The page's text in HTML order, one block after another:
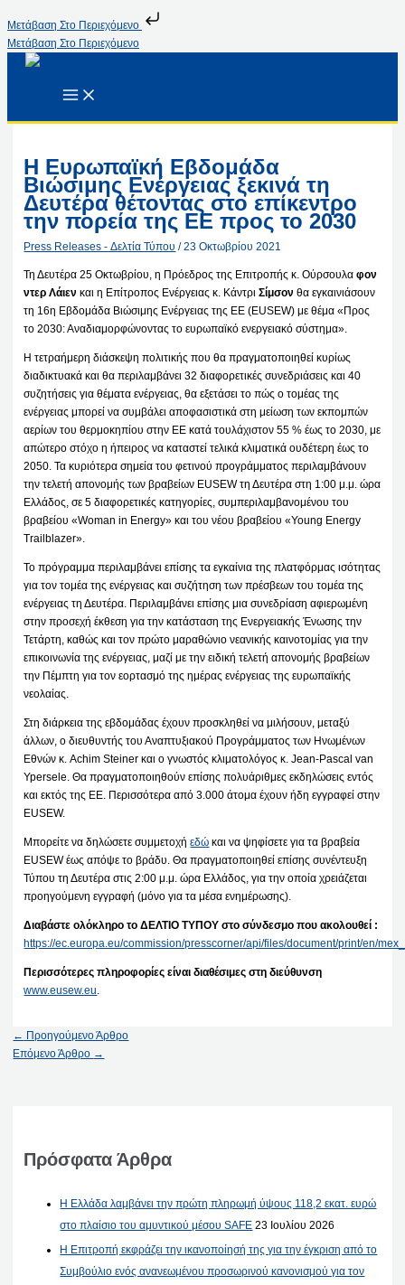
Μετάβαση Στο Περιεχόμενο
Μετάβαση Στο Περιεχόμενο
Η Ευρωπαϊκή Εβδομάδα
Βιώσιμης Ενέργειας ξεκινά τη
Δευτέρα θέτοντας στο επίκεντρο
την πορεία της ΕΕ προς το 2030
Press Releases - Δελτία Τύπου /23 Οκτωβρίου 2021
Τη Δευτέρα 25 Οκτωβρίου, η Πρόεδρος της Επιτροπής κ. Ούρσουλαφον
ντερ Λάιεν και η Επίτροπος Ενέργειας κ. ΚάντριΣίμσον θα εγκαινιάσουν
τη 16η Εβδομάδα Βιώσιμης Ενέργειας της ΕΕ (EUSEW) με θέμα «Προς
το 2030: Αναδιαμορφώνοντας το ευρωπαϊκό ενεργειακό σύστημα».
Η τετραήμερη διάσκεψη πολιτικής που θα πραγματοποιηθεί κυρίως
διαδικτυακά και θα περιλαμβάνει 32 διαφορετικές συνεδριάσεις και 40
συζητήσεις για θέματα ενέργειας, θα εξετάσει το πώς ο τομέας της
ενέργειας μπορεί να συμβάλει αποφασιστικά στη μείωση των εκπομπών
αερίων του θερμοκηπίου στην ΕΕ κατά τουλάχιστον 55 % έως το 2030, με
απώτερο στόχο η ήπειρος να καταστεί τελικά κλιματικά ουδέτερη έως το
2050. Τα κυριότερα σημεία του φετινού προγράμματος περιλαμβάνουν
την τελετή απονομής των βραβείων EUSEW τη Δευτέρα στη 1:00 μ.μ. ώρα
Ελλάδος, σε 5 διαφορετικές κατηγορίες, συμπεριλαμβανομένου του
βραβείου «Woman in Energy» και του νέου βραβείου «Young Energy
Trailblazer».
Το πρόγραμμα περιλαμβάνει επίσης τα εγκαίνια της πλατφόρμας ισότητας
για τον τομέα της ενέργειας και συζήτηση των πρέσβεων του τομέα της
ενέργειας τη Δευτέρα. Περιλαμβάνει επίσης μια συνεδρίαση αφιερωμένη
στην προσεχή έκθεση για την κατάσταση της Ενεργειακής Ένωσης την
Τετάρτη, καθώς και τον πρώτο μαραθώνιο νεανικής καινοτομίας για την
επικοινωνία της ενέργειας, μαζί με την ειδική τελετή απονομής βραβείων
την Πέμπτη για τον εορτασμό της ημέρας ενέργειας της ευρωπαϊκής
νεολαίας.
Στη διάρκεια της εβδομάδας έχουν προσκληθεί να μιλήσουν, μεταξύ
άλλων, ο διευθυντής του Αναπτυξιακού Προγράμματος των Ηνωμένων
Εθνών κ. Achim Steiner και ο γνωστός κλιματολόγος κ. Jean-Pascal van
Ypersele. Θα πραγματοποιηθούν επίσης πολυάριθμες εκδηλώσεις εντός
και εκτός της ΕΕ. Περισσότερα από 3.000 άτομα έχουν ήδη εγγραφεί στην
EUSEW.
Μπορείτε να δηλώσετε συμμετοχήεδώ και να ψηφίσετε για τα βραβεία
EUSEW έως απόψε το βράδυ. Θα πραγματοποιηθεί επίσης συνέντευξη
Τύπου τη Δευτέρα στις 2:00 μ.μ. ώρα Ελλάδος, για την οποία χρειάζεται
προηγούμενη εγγραφή (μόνο για τα μέσα ενημέρωσης).
Διαβάστε ολόκληρο το ΔΕΛΤΙΟ ΤΥΠΟΥ στο σύνδεσμο που ακολουθεί :
https://ec.europa.eu/commission/presscorner/api/files/document/print/en/
Περισσότερες πληροφορίες είναι διαθέσιμες στη διεύθυνση
www.eusew.eu.
← Προηγούμενο Άρθρο
Επόμενο Άρθρο →
Πρόσφατα Άρθρα
Η Ελλάδα λαμβάνει την πρώτη πληρωμή ύψους 118,2 εκατ. ευρώ
στο πλαίσιο του αμυντικού μέσου SAFE 23 Ιουλίου 2026
Η Επιτροπή εκφράζει την ικανοποίησή της για την έγκριση από το
Συμβούλιο ενός ανανεωμένου προσωρινού κανονισμού για τον